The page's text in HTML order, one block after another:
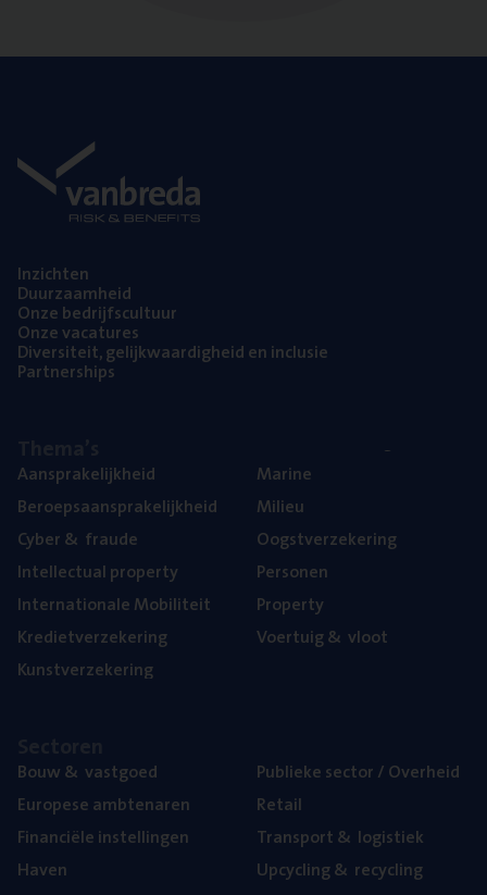
Inzich­ten
Duur­zaam­heid
Onze bedrijfs­cul­tuur
Onze vaca­tu­res
Diver­si­teit, gelijk­waar­dig­heid en inclusie
Part­ner­ships
Aan­spra­ke­lijk­heid
Beroeps­aan­spra­ke­lijk­heid
Cyber& fraude
Intel­lec­tu­al property
Inter­na­ti­o­na­le Mobiliteit
Kre­diet­ver­ze­ke­ring
Kunst­ver­ze­ke­ring
Mari­ne
Mili­eu
Oogst­ver­ze­ke­ring
Per­so­nen
Pro­per­ty
Voer­tuig& vloot
Bouw& vastgoed
Euro­pe­se ambtenaren
Finan­ci­ë­le instellingen
Haven
Publie­ke sec­tor / Overheid
Retail
Trans­port& logistiek
Upcy­cling& recycling